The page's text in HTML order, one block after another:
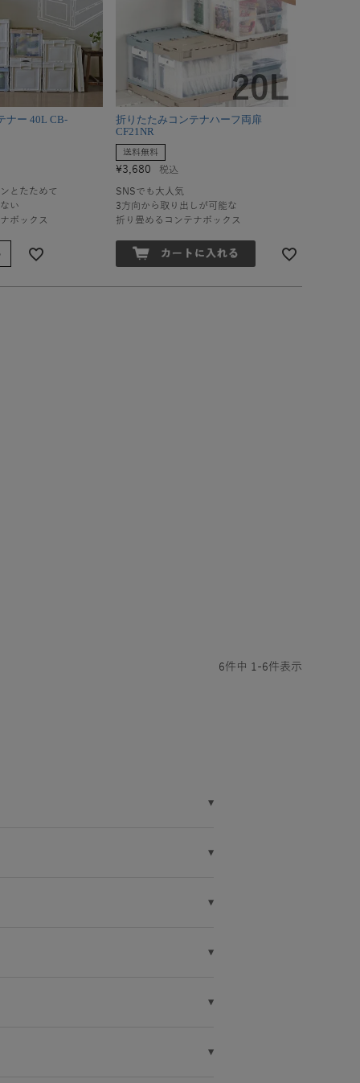
ナー 40L CB-
とたためて
い
ボックス
折りたたみコンテナハーフ両扉
CF21NR
送料無料
¥3,680
税込
SNSでも大人気
3方向から取り出しが可能な
折り畳めるコンテナボックス
6件中 1-6件表示
▼
▼
▼
▼
▼
▼